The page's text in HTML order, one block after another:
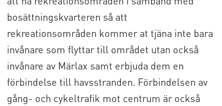
bosättningskvarteren så att
rekreationsområden kommer at tjäna inte bara
invånare som flyttar till området utan också
invånare av Märlax samt erbjuda dem en
förbindelse till havsstranden. Förbindelsen av
gång- och cykeltrafik mot centrum är också